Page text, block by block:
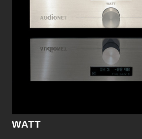
WATT
以很清楚地了解到，這絕對是追求
偉大的夢幻逸品。